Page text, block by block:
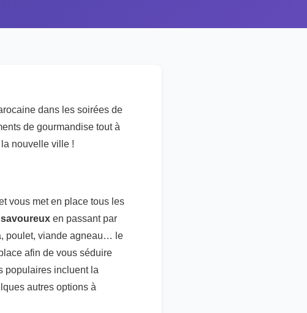
dans les soirées de
de gourmandise tout à
nouvelle ville !
vous met en place tous les
en passant par
poulet, viande agneau… le
afin de vous séduire
populaires incluent la
autres options à